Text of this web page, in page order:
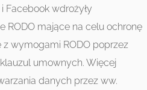
Facebook wdrożyły
RODO mające na celu ochronę
wymogami RODO poprzez
umownych. Więcej
danych przez ww.